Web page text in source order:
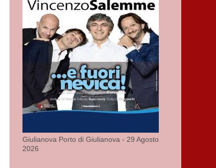
Giulianova Porto di Giulianova - 29 Agosto
2026